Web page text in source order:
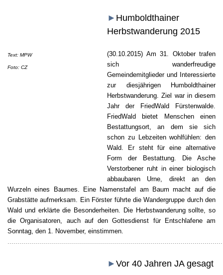
Text: MPW
Foto: CZ
► Humboldthainer
Herbstwanderung 2015
(30.10.2015) Am 31. Oktober trafen
sich wanderfreudige
Gemeindemitglieder und Interessierte
zur diesjährigen Humboldthainer
Herbstwanderung. Ziel war in diesem
Jahr der FriedWald Fürstenwalde.
FriedWald bietet Menschen einen
Bestattungsort, an dem sie sich
schon zu Lebzeiten wohlfühlen: den
Wald. Er steht für eine alternative
Form der Bestattung. Die Asche
Verstorbener ruht in einer biologisch
abbaubaren Urne, direkt an den
Wurzeln eines Baumes. Eine Namenstafel am Baum macht auf die
Grabstätte aufmerksam. Ein Förster führte die Wandergruppe durch den
Wald und erklärte die Besonderheiten. Die Herbstwanderung sollte, so
die Organisatoren, auch auf den Gottesdienst für Entschlafene am
Sonntag, den 1. November, einstimmen.
► Vor 40 Jahren JA gesagt